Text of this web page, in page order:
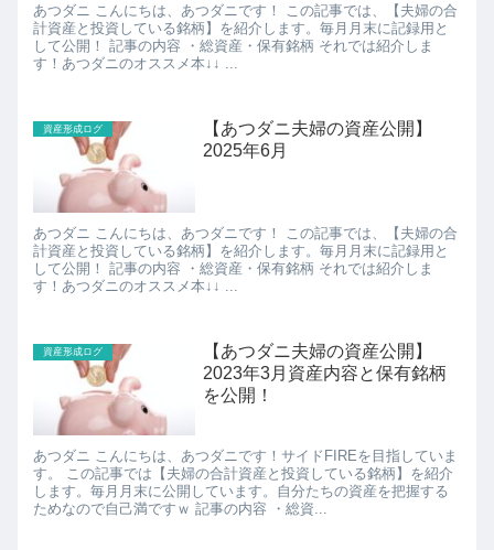
あつダニ こんにちは、あつダニです！ この記事では、【夫婦の合
計資産と投資している銘柄】を紹介します。毎月月末に記録用と
して公開！ 記事の内容 ・総資産・保有銘柄 それでは紹介しま
す！あつダニのオススメ本↓↓ ...
資産形成ログ
【あつダニ夫婦の資産公開】
2025年6月
あつダニ こんにちは、あつダニです！ この記事では、【夫婦の合
計資産と投資している銘柄】を紹介します。毎月月末に記録用と
して公開！ 記事の内容 ・総資産・保有銘柄 それでは紹介しま
す！あつダニのオススメ本↓↓ ...
資産形成ログ
【あつダニ夫婦の資産公開】
2023年3月資産内容と保有銘柄
を公開！
あつダニ こんにちは、あつダニです！サイドFIREを目指していま
す。 この記事では【夫婦の合計資産と投資している銘柄】を紹介
します。毎月月末に公開しています。自分たちの資産を把握する
ためなので自己満ですｗ 記事の内容 ・総資...